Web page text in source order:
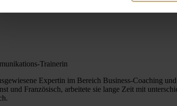
Trainerin
Expertin im Bereich Business-Coaching
und Französisch, arbeitete sie lange Zeit mit